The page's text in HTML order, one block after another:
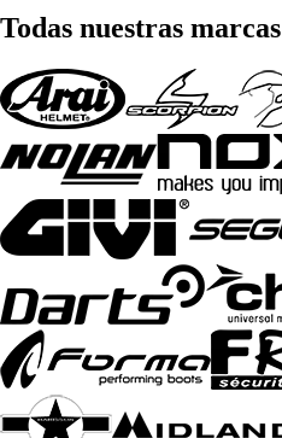
Todas nuestras marcas